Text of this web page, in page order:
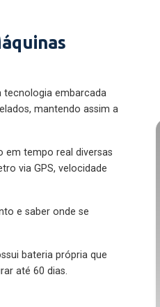
embarcada
mantendo assim a
tempo real diversas
via GPS, velocidade
e saber onde se
bateria própria que
até 60 dias.